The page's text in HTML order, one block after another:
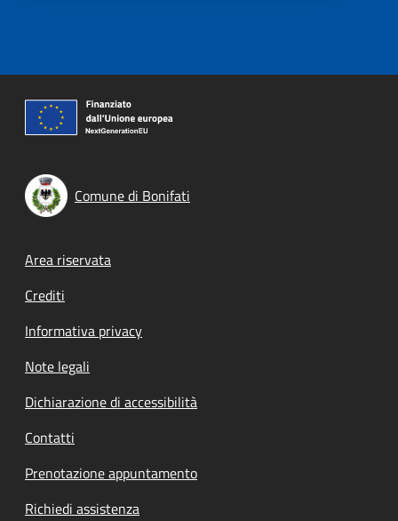
Comune di Bonifati
Footer menu
Area riservata
Crediti
Informativa privacy
Note legali
Dichiarazione di accessibilità
Contatti
Prenotazione appuntamento
Richiedi assistenza